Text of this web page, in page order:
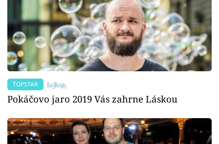
TOPSTAR
Pokáčovo jaro 2019 Vás zahrne Láskou